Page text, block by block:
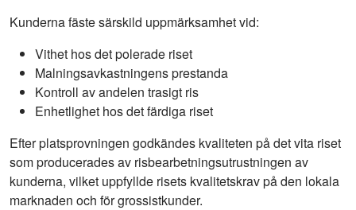
Kunderna fäste särskild uppmärksamhet vid:
Vithet hos det polerade riset
Malningsavkastningens prestanda
Kontroll av andelen trasigt ris
Enhetlighet hos det färdiga riset
Efter platsprovningen godkändes kvaliteten på det vita riset
som producerades av risbearbetningsutrustningen av
kunderna, vilket uppfyllde risets kvalitetskrav på den lokala
marknaden och för grossistkunder.